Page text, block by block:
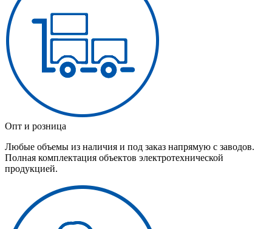
Опт и розница
Любые объемы из наличия и под заказ напрямую с заводов.
Полная комплектация объектов электротехнической
продукцией.